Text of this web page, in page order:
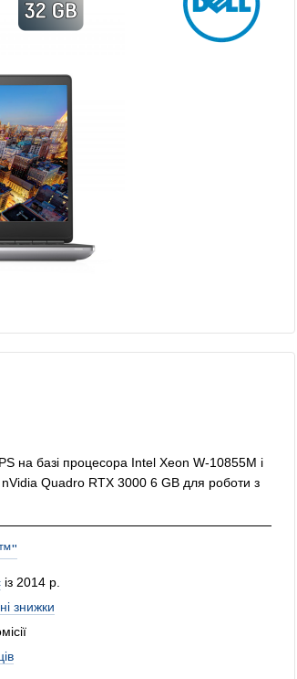
на базі процесора Intel Xeon W-10855M і
Quadro RTX 3000 6 GB для роботи з
із 2014 р.
знижки